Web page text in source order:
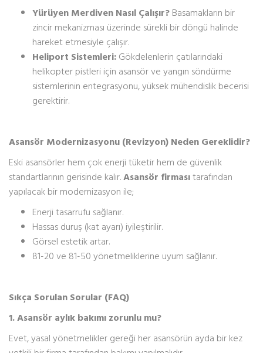
Yürüyen Merdiven Nasıl Çalışır? Basamakların bir
zincir mekanizması üzerinde sürekli bir döngü halinde
hareket etmesiyle çalışır.
Heliport Sistemleri: Gökdelenlerin çatılarındaki
helikopter pistleri için asansör ve yangın söndürme
sistemlerinin entegrasyonu, yüksek mühendislik becerisi
gerektirir.
Asansör Modernizasyonu (Revizyon) Neden Gereklidir?
Eski asansörler hem çok enerji tüketir hem de güvenlik
standartlarının gerisinde kalır.Asansör firmasıtarafından
yapılacak bir modernizasyon ile;
Enerji tasarrufu sağlanır.
Hassas duruş (kat ayarı) iyileştirilir.
Görsel estetik artar.
81-20 ve 81-50 yönetmeliklerine uyum sağlanır.
Sıkça Sorulan Sorular (FAQ)
1. Asansör aylık bakımı zorunlu mu?
Evet, yasal yönetmelikler gereği her asansörün ayda bir kez